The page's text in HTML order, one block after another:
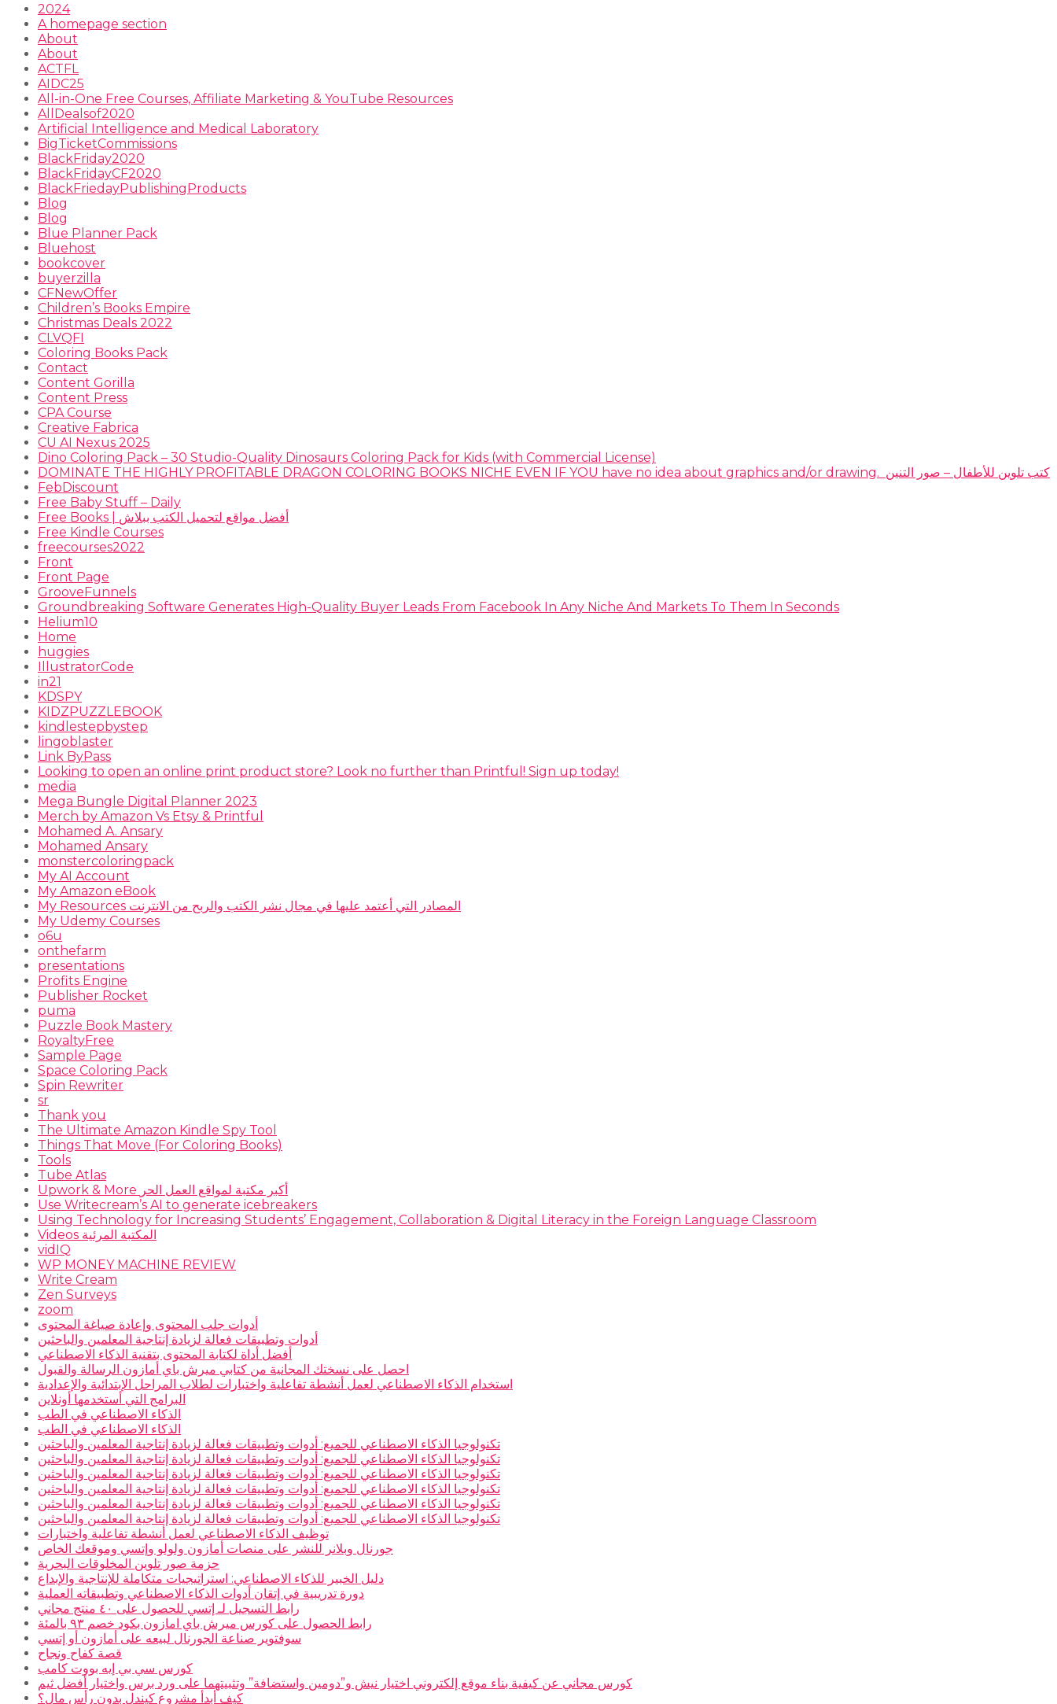
2024
A homepage section
About
About
ACTFL
AIDC25
All-in-One Free Courses, Affiliate Marketing & YouTube Resources
AllDealsof2020
Artificial Intelligence and Medical Laboratory
BigTicketCommissions
BlackFriday2020
BlackFridayCF2020
BlackFriedayPublishingProducts
Blog
Blog
Blue Planner Pack
Bluehost
bookcover
buyerzilla
CFNewOffer
Children’s Books Empire
Christmas Deals 2022
CLVQFI
Coloring Books Pack
Contact
Content Gorilla
Content Press
CPA Course
Creative Fabrica
CU AI Nexus 2025
Dino Coloring Pack – 30 Studio-Quality Dinosaurs Coloring Pack for Kids (with Commercial License)
DOMINATE THE HIGHLY PROFITABLE DRAGON COLORING BOOKS NICHE EVEN IF YOU have no idea about graphics and/or drawing. ​ كتب تلوين للأطفال – صور التنين
FebDiscount
Free Baby Stuff – Daily
Free Books | أفضل مواقع لتحميل الكتب ببلاش
Free Kindle Courses
freecourses2022
Front
Front Page
GrooveFunnels
Groundbreaking Software Generates High-Quality Buyer Leads From Facebook In Any Niche And Markets To Them In Seconds
Helium10
Home
huggies
IllustratorCode
in21
KDSPY
KIDZPUZZLEBOOK
kindlestepbystep
lingoblaster
Link ByPass
Looking to open an online print product store? Look no further than Printful! Sign up today!
media
Mega Bungle Digital Planner 2023
Merch by Amazon Vs Etsy & Printful
Mohamed A. Ansary
Mohamed Ansary
monstercoloringpack
My AI Account
My Amazon eBook
My Resources المصادر التي أعتمد عليها في مجال نشر الكتب والربح من الانترنت
My Udemy Courses
o6u
onthefarm
presentations
Profits Engine
Publisher Rocket
puma
Puzzle Book Mastery
RoyaltyFree
Sample Page
Space Coloring Pack
Spin Rewriter
sr
Thank you
The Ultimate Amazon Kindle Spy Tool
Things That Move (For Coloring Books)
Tools
Tube Atlas
Upwork & More أكبر مكتبة لمواقع العمل الحر
Use Writecream’s AI to generate icebreakers
Using Technology for Increasing Students’ Engagement, Collaboration & Digital Literacy in the Foreign Language Classroom
Videos المكتبة المرئية
vidIQ
WP MONEY MACHINE REVIEW
Write Cream
Zen Surveys
zoom
أدوات جلب المحتوى وإعادة صياغة المحتوى
أدوات وتطبيقات فعالة لزيادة إنتاجية المعلمين والباحثين
أفضل أداة لكتابة المحتوى بتقنية الذكاء الاصطناعي
احصل على نسختك المجانية من كتابي ميرش باي أمازون الرسالة والقبول
استخدام الذكاء الاصطناعي لعمل أنشطة تفاعلية واختبارات لطلاب المراحل الإبتدائية والإعدادية
البرامج التي أستخدمها أونلاين
الذكاء الاصطناعي في الطب
الذكاء الاصطناعي في الطب
تكنولوجيا الذكاء الاصطناعي للجميع: أدوات وتطبيقات فعالة لزيادة إنتاجية المعلمين والباحثين
تكنولوجيا الذكاء الاصطناعي للجميع: أدوات وتطبيقات فعالة لزيادة إنتاجية المعلمين والباحثين
تكنولوجيا الذكاء الاصطناعي للجميع: أدوات وتطبيقات فعالة لزيادة إنتاجية المعلمين والباحثين
تكنولوجيا الذكاء الاصطناعي للجميع: أدوات وتطبيقات فعالة لزيادة إنتاجية المعلمين والباحثين
تكنولوجيا الذكاء الاصطناعي للجميع: أدوات وتطبيقات فعالة لزيادة إنتاجية المعلمين والباحثين
تكنولوجيا الذكاء الاصطناعي للجميع: أدوات وتطبيقات فعالة لزيادة إنتاجية المعلمين والباحثين
توظيف الذكاء الاصطناعي لعمل أنشطة تفاعلية واختبارات
جورنال وبلانر للنشر على منصات أمازون ولولو وإتسي وموقعك الخاص
حزمة صور تلوين المخلوقات البحرية
دليل الخبير للذكاء الاصطناعي: استراتيجيات متكاملة للإنتاجية والإبداع
دورة تدريبية في إتقان أدوات الذكاء الاصطناعي وتطبيقاته العملية
رابط التسجيل لـ إتسي للحصول على ٤٠ منتج مجاني
رابط الحصول على كورس ميرش باي امازون بكود خصم ٩٣ بالمئة
سوفتوير صناعة الجورنال لبيعه على أمازون أو إتسي
قصة كفاح ونجاح
كورس سي بي إيه بووت كامب
كورس مجاني عن كيفية بناء موقع إلكتروني اختيار نيش و”دومين واستضافة” وتثبيتهما على ورد برس واختيار أفضل ثيم
كيف أبدأ مشروع كيندل بدون رأس مال؟